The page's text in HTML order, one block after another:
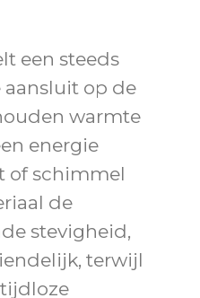
een steeds
aansluit op de
warmte
energie
of schimmel
de
stevigheid,
terwijl